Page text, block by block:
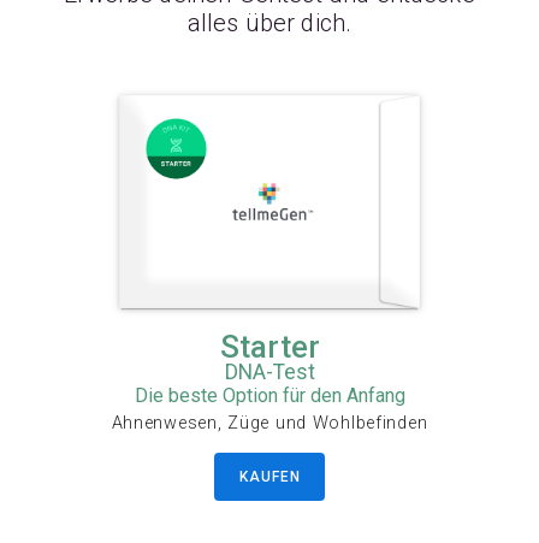
alles über dich.
Starter
DNA-Test
Die beste Option für den Anfang
Ahnenwesen, Züge und Wohlbefinden
KAUFEN